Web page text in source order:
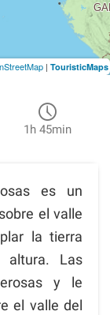
1h 45min
es un
el valle
la tierra
altura. Las
y le
el valle del
| TouristicMaps